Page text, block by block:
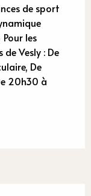
de sport
les
Vesly : De
De
20h30 à